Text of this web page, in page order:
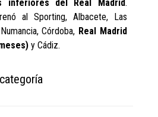
inferiores del Real Madrid.
al Sporting, Albacete, Las
Córdoba, Real Madrid
y Cádiz.